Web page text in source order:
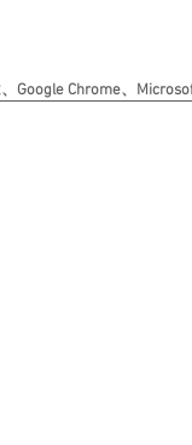
Google Chrome、